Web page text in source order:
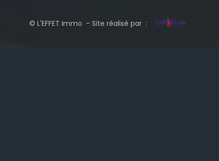
© L'EFFET Immo - Site réalisé par :